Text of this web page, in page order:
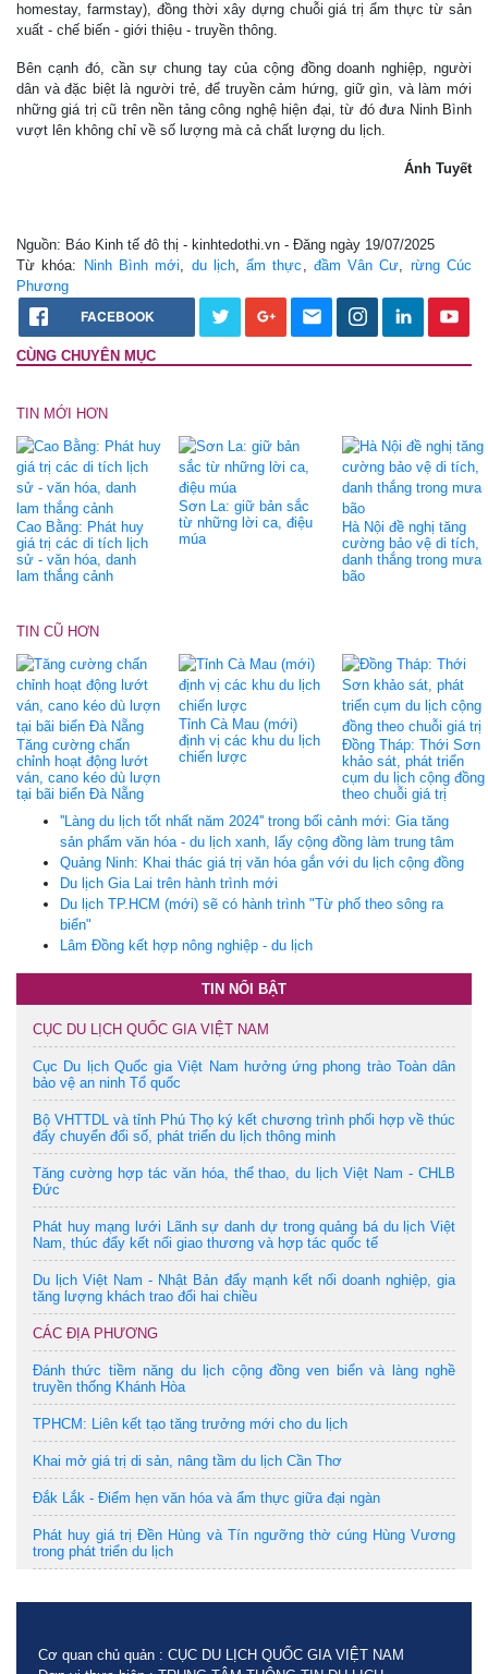
homestay, farmstay), đồng thời xây dựng chuỗi giá trị ẩm thực từ sản
xuất - chế biến - giới thiệu - truyền thông.
Bên cạnh đó, cần sự chung tay của cộng đồng doanh nghiệp, người
dân và đặc biệt là người trẻ, để truyền cảm hứng, giữ gìn, và làm mới
những giá trị cũ trên nền tảng công nghệ hiện đại, từ đó đưa Ninh Bình
vượt lên không chỉ về số lượng mà cả chất lượng du lịch.
Ánh Tuyết
Nguồn: Báo Kinh tế đô thị - kinhtedothi.vn - Đăng ngày 19/07/2025
Từ khóa:
Ninh Bình mới, du lịch,ẩm thực , đầm Vân Cư, rừng Cúc
Phương
FACEBOOK
CÙNG CHUYÊN MỤC
TIN MỚI HƠN
Cao Bằng: Phát huy
giá trị các di tích lịch
sử - văn hóa, danh
lam thắng cảnh
Sơn La: giữ bản sắc
từ những lời ca, điệu
múa
Hà Nội đề nghị tăng
cường bảo vệ di tích,
danh thắng trong mưa
bão
TIN CŨ HƠN
Tăng cường chấn
chỉnh hoạt động lướt
ván, cano kéo dù lượn
tại bãi biển Đà Nẵng
Tỉnh Cà Mau (mới)
định vị các khu du lịch
chiến lược
Đồng Tháp: Thới Sơn
khảo sát, phát triển
cụm du lịch cộng đồng
theo chuỗi giá trị
''Làng du lịch tốt nhất năm 2024'' trong bối cảnh mới: Gia tăng
sản phẩm văn hóa - du lịch xanh, lấy cộng đồng làm trung tâm
Quảng Ninh: Khai thác giá trị văn hóa gắn với du lịch cộng đồng
Du lịch Gia Lai trên hành trình mới
Du lịch TP.HCM (mới) sẽ có hành trình "Từ phố theo sông ra
biển"
Lâm Đồng kết hợp nông nghiệp - du lịch
TIN NỔI BẬT
CỤC DU LỊCH QUỐC GIA VIỆT NAM
Cục Du lịch Quốc gia Việt Nam hưởng ứng phong trào Toàn dân
bảo vệ an ninh Tổ quốc
Bộ VHTTDL và tỉnh Phú Thọ ký kết chương trình phối hợp về thúc
đẩy chuyển đổi số, phát triển du lịch thông minh
Tăng cường hợp tác văn hóa, thể thao, du lịch Việt Nam - CHLB
Đức
Phát huy mạng lưới Lãnh sự danh dự trong quảng bá du lịch Việt
Nam, thúc đẩy kết nối giao thương và hợp tác quốc tế
Du lịch Việt Nam - Nhật Bản đẩy mạnh kết nối doanh nghiệp, gia
tăng lượng khách trao đổi hai chiều
CÁC ĐỊA PHƯƠNG
Đánh thức tiềm năng du lịch cộng đồng ven biển và làng nghề
truyền thống Khánh Hòa
TPHCM: Liên kết tạo tăng trưởng mới cho du lịch
Khai mở giá trị di sản, nâng tầm du lịch Cần Thơ
Đắk Lắk - Điểm hẹn văn hóa và ẩm thực giữa đại ngàn
Phát huy giá trị Đền Hùng và Tín ngưỡng thờ cúng Hùng Vương
trong phát triển du lịch
Cơ quan chủ quản : CỤC DU LỊCH QUỐC GIA VIỆT NAM